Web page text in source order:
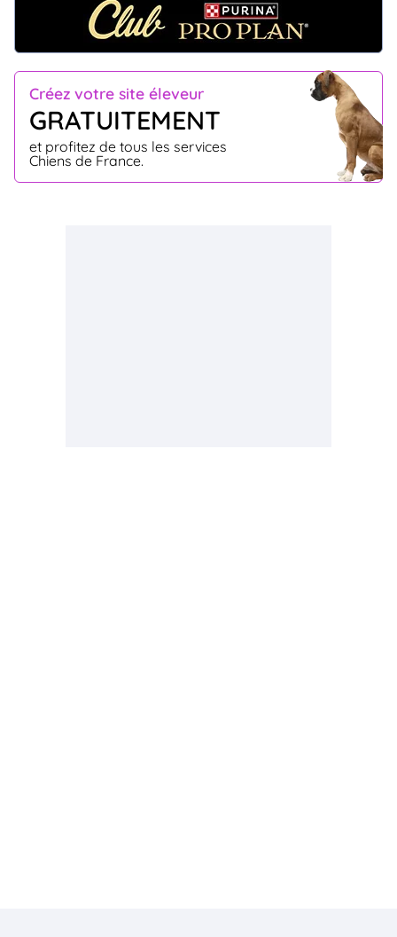
Créez votre site éleveur
GRATUITEMENT
et profitez de tous les services
Chiens de France.